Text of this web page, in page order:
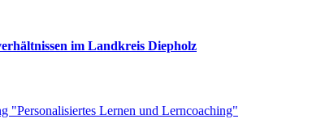
im Landkreis Diepholz
"Personalisiertes Lernen und Lerncoaching"